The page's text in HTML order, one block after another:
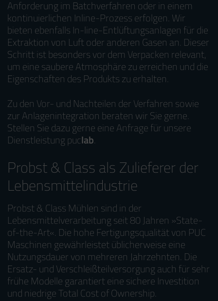
Anforderung im Batchverfahren oder in einem
kontinuierlichen Inline-Prozess erfolgen. Wir
bieten ebenfalls In-line-Entlüftungsanlagen für die
Extraktion von Luft oder anderen Gasen an. Dieser
Schritt ist besonders vor dem Verpacken relevant,
um eine saubere Atmosphäre zu erreichen und die
Eigenschaften des Produkts zu erhalten.
Zu den Vor- und Nachteilen der Verfahren sowie
zur Anlagenintegration beraten wir Sie gerne.
Stellen Sie dazu gerne eine Anfrage für unsere
Dienstleistung puclab.
Probst & Class als Zulieferer der
Lebensmittelindustrie
Probst & Class Mühlen sind in der
Lebensmittelverarbeitung seit 80 Jahren »State-
of-the-Art«. Die hohe Fertigungsqualität von PUC
Maschinen gewährleistet üblicherweise eine
Nutzungsdauer von mehreren Jahrzehnten. Die
Ersatz- und Verschleißteilversorgung auch für sehr
frühe Modelle garantiert eine sichere Investition
und niedrige Total Cost of Ownership.